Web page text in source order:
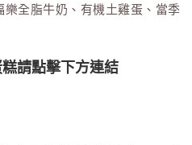
全脂牛奶、有機土雞蛋、當季
請點擊下方連結